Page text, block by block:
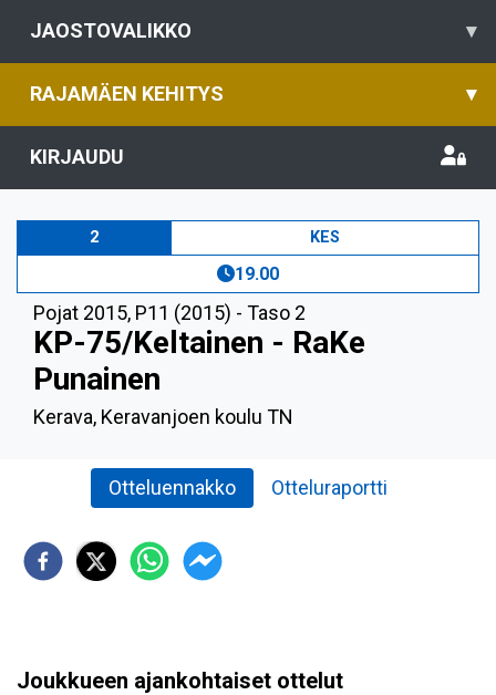
JAOSTOVALIKKO ▾
RAJAMÄEN KEHITYS ▾
KIRJAUDU
2 KES
19.00
Pojat 2015, P11 (2015) - Taso 2
KP-75/Keltainen - RaKe
Punainen
Kerava, Keravanjoen koulu TN
Otteluennakko Otteluraportti
Joukkueen ajankohtaiset ottelut